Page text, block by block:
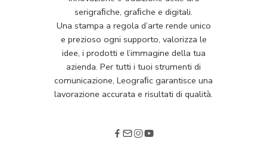
serigraﬁche, graﬁche e digitali.
Una stampa a regola d’arte rende unico
e prezioso ogni supporto, valorizza le
idee, i prodotti e l’immagine della tua
azienda. Per tutti i tuoi strumenti di
comunicazione, Leograﬁc garantisce una
lavorazione accurata e risultati di qualità.